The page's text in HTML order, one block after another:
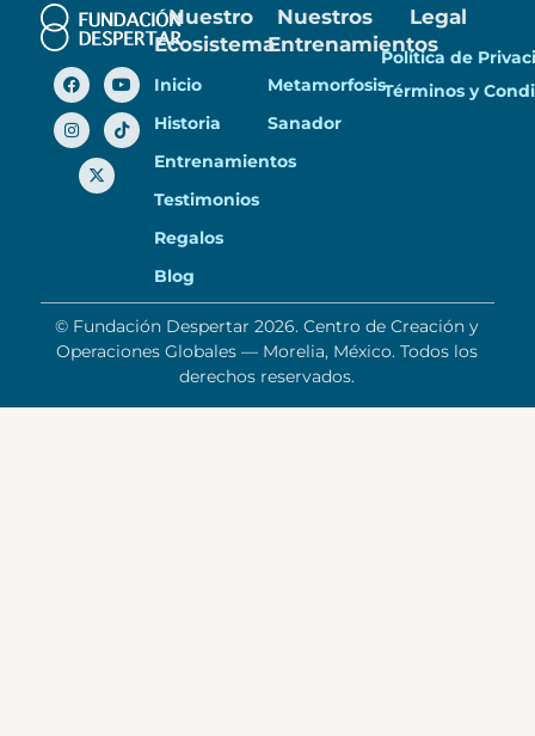
Nuestro
Ecosistema
Inicio
Historia
Entrenamientos
Testimonios
Regalos
Blog
Nuestros
Entrenamientos
Metamorfosis
Sanador
Legal
Política de
Términos y
© Fundación Despertar 2026. Centro de Creación y
Operaciones Globales — Morelia, México. Todos los
derechos reservados.